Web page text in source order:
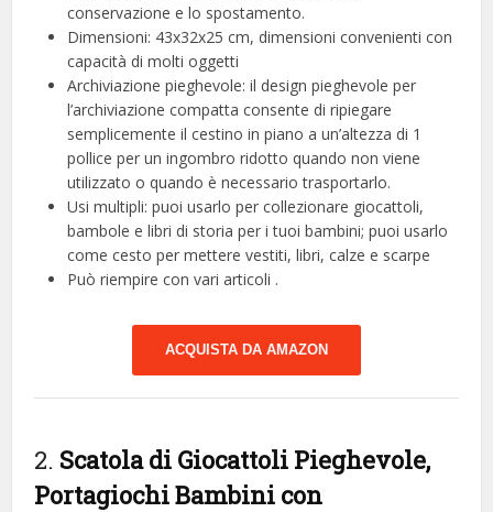
conservazione e lo spostamento.
Dimensioni: 43x32x25 cm, dimensioni convenienti con
capacità di molti oggetti
Archiviazione pieghevole: il design pieghevole per
l’archiviazione compatta consente di ripiegare
semplicemente il cestino in piano a un’altezza di 1
pollice per un ingombro ridotto quando non viene
utilizzato o quando è necessario trasportarlo.
Usi multipli: puoi usarlo per collezionare giocattoli,
bambole e libri di storia per i tuoi bambini; puoi usarlo
come cesto per mettere vestiti, libri, calze e scarpe
Può riempire con vari articoli .
ACQUISTA DA AMAZON
2. Scatola di Giocattoli Pieghevole,
Portagiochi Bambini con